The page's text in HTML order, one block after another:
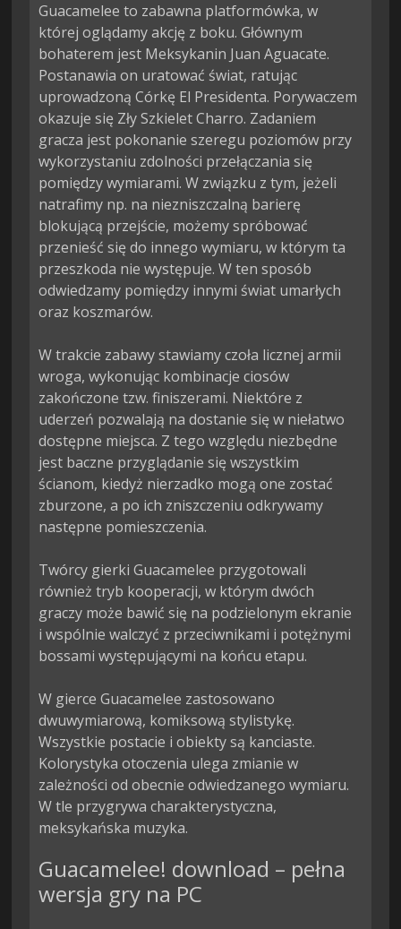
Guacamelee to zabawna platformówka, w
której oglądamy akcję z boku. Głównym
bohaterem jest Meksykanin Juan Aguacate.
Postanawia on uratować świat, ratując
uprowadzoną Córkę El Presidenta. Porywaczem
okazuje się Zły Szkielet Charro. Zadaniem
gracza jest pokonanie szeregu poziomów przy
wykorzystaniu zdolności przełączania się
pomiędzy wymiarami. W związku z tym, jeżeli
natrafimy np. na niezniszczalną barierę
blokującą przejście, możemy spróbować
przenieść się do innego wymiaru, w którym ta
przeszkoda nie występuje. W ten sposób
odwiedzamy pomiędzy innymi świat umarłych
oraz koszmarów.
W trakcie zabawy stawiamy czoła licznej armii
wroga, wykonując kombinacje ciosów
zakończone tzw. finiszerami. Niektóre z
uderzeń pozwalają na dostanie się w niełatwo
dostępne miejsca. Z tego względu niezbędne
jest baczne przyglądanie się wszystkim
ścianom, kiedyż nierzadko mogą one zostać
zburzone, a po ich zniszczeniu odkrywamy
następne pomieszczenia.
Twórcy gierki Guacamelee przygotowali
również tryb kooperacji, w którym dwóch
graczy może bawić się na podzielonym ekranie
i wspólnie walczyć z przeciwnikami i potężnymi
bossami występującymi na końcu etapu.
W gierce Guacamelee zastosowano
dwuwymiarową, komiksową stylistykę.
Wszystkie postacie i obiekty są kanciaste.
Kolorystyka otoczenia ulega zmianie w
zależności od obecnie odwiedzanego wymiaru.
W tle przygrywa charakterystyczna,
meksykańska muzyka.
Guacamelee! download – pełna
wersja gry na PC